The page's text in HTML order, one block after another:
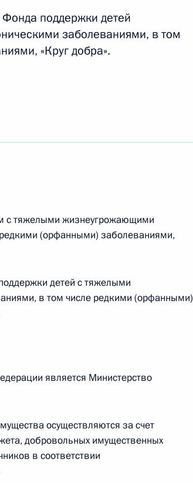
отдельных
по финансовому
из резервного
поддержки детей
заболеваниями, в том
«Круг добра».
с тяжелыми жизнеугрожающими
(орфанными) заболеваниями,
детей с тяжелыми
в том числе редкими (орфанными)
является Министерство
осуществляются за счет
добровольных имущественных
в соответствии